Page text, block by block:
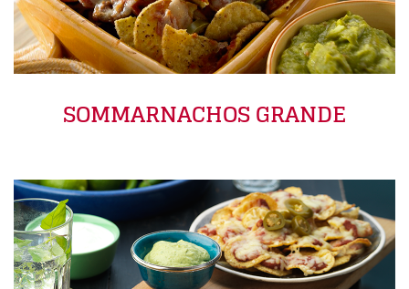
SOMMARNACHOS GRANDE